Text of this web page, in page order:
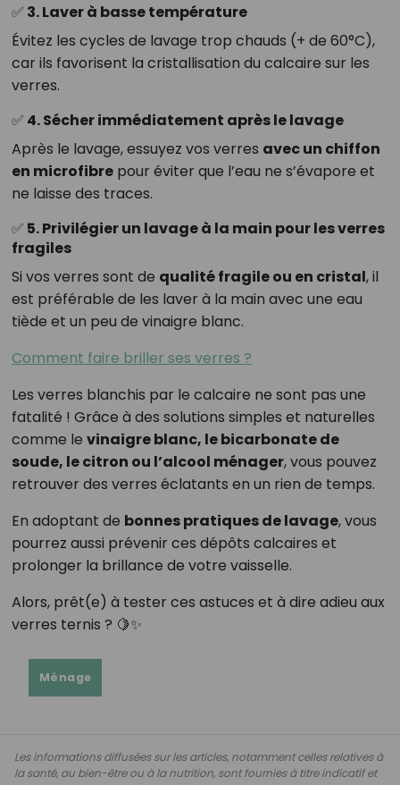
✅ 3. Laver à basse température
Évitez les cycles de lavage trop chauds (+ de 60°C),
car ils favorisent la cristallisation du calcaire sur les
verres.
✅ 4. Sécher immédiatement après le lavage
Après le lavage, essuyez vos verres avec un chiffon
en microfibrepour éviter que l’eau ne s’évapore et
ne laisse des traces.
✅ 5. Privilégier un lavage à la main pour les verres
fragiles
Si vos verres sont de qualité fragile ou en cristal, il
est préférable de les laver à la main avec une eau
tiède et un peu de vinaigre blanc.
Comment faire briller ses verres ?
Les verres blanchis par le calcaire ne sont pas une
fatalité ! Grâce à des solutions simples et naturelles
comme le vinaigre blanc, le bicarbonate de
soude, le citron ou l’alcool ménager, vous pouvez
retrouver des verres éclatants en un rien de temps.
En adoptant de bonnes pratiques de lavage, vous
pourrez aussi prévenir ces dépôts calcaires et
prolonger la brillance de votre vaisselle.
Alors, prêt(e) à tester ces astuces et à dire adieu aux
verres ternis ? 🍋✨
Ménage
Les informations diffusées sur les articles, notamment celles relatives à
la santé, au bien-être ou à la nutrition, sont fournies à titre indicatif et